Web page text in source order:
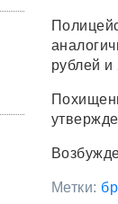
рублей
Метки: